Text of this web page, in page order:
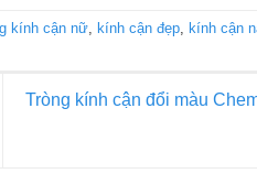
kính cận nữ, kính cận đẹp, kính cận
Tròng kính cận đổi màu